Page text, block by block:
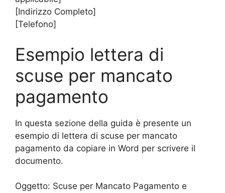
[Indirizzo Completo]
[Telefono]
Esempio lettera di
scuse per mancato
pagamento
In questa sezione della guida è presente un
esempio di lettera di scuse per mancato
pagamento da copiare in Word per scrivere il
documento.
Oggetto: Scuse per Mancato Pagamento e